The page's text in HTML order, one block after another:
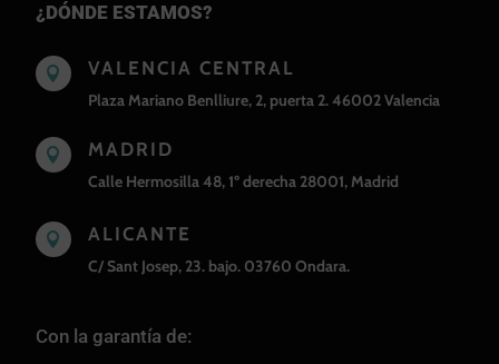
¿DÓNDE ESTAMOS?
 VALENCIA CENTRAL
Plaza Mariano Benlliure, 2, puerta 2. 46002 Valencia
 MADRID
Calle Hermosilla 48, 1º derecha 28001, Madrid
 ALICANTE
C/ Sant Josep, 23. bajo. 03760 Ondara.
Con la garantía de: